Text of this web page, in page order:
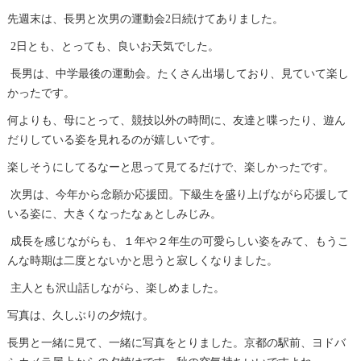
先週末は、長男と次男の運動会2日続けてありました。
2日とも、とっても、良いお天気でした。
長男は、中学最後の運動会。たくさん出場しており、見ていて楽し
かったです。
何よりも、母にとって、競技以外の時間に、友達と喋ったり、遊ん
だりしている姿を見れるのが嬉しいです。
楽しそうにしてるなーと思って見てるだけで、楽しかったです。
次男は、今年から念願か応援団。下級生を盛り上げながら応援して
いる姿に、大きくなったなぁとしみじみ。
成長を感じながらも、１年や２年生の可愛らしい姿をみて、もうこ
んな時期は二度とないかと思うと寂しくなりました。
主人とも沢山話しながら、楽しめました。
写真は、久しぶりの夕焼け。
長男と一緒に見て、一緒に写真をとりました。京都の駅前、ヨドバ